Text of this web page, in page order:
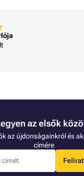
az elsők
az újdonságainkról és
címére